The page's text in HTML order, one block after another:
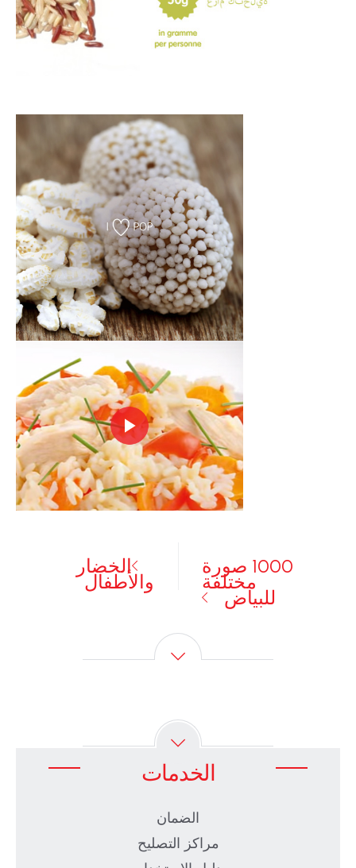
1000 صورة
مختلفة
للبياض
الخضار
والأطفال
الخدمات
الضمان
مراكز التصليح